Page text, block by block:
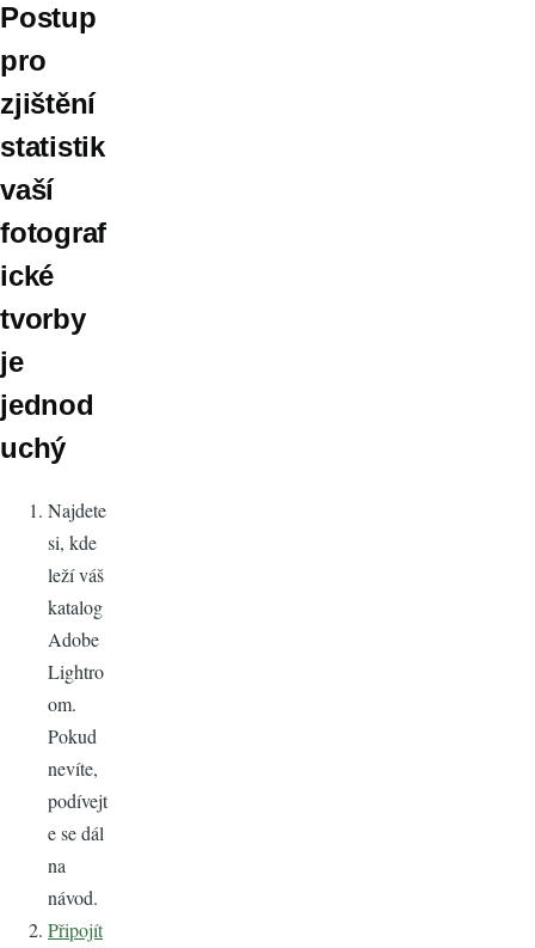
Postup
pro
zjištění
statistik
vaší
fotograf
ické
tvorby
je
jednod
uchý
Najdete
si, kde
leží váš
katalog
Adobe
Lightro
om.
Pokud
nevíte,
podívejt
e se dál
na
návod.
Připojít